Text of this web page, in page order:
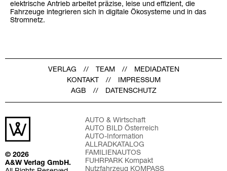
elektrische Antrieb arbeitet präzise, leise und effizient, die
Fahrzeuge integrieren sich in digitale Ökosysteme und in das
Stromnetz.
VERLAG TEAM
MEDIADATEN
KONTAKT
IMPRESSUM
AGB
DATENSCHUTZ
© 2026
A&W Verlag GmbH.
AUTO & Wirtschaft
AUTO BILD Österreich
AUTO-Information
ALLRADKATALOG
FAMILIENAUTOS
FUHRPARK Kompakt
Nutzfahrzeug KOMPASS